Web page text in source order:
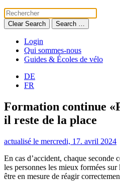
Clear Search Search …
Login
Qui sommes-nous
Guides & Écoles de vélo
DE
FR
Formation continue
il reste de la place
actualisé le mercredi, 17. avril 2024
En cas d’accident, chaque seconde
les personnes les mieux formées
être en mesure de réagir